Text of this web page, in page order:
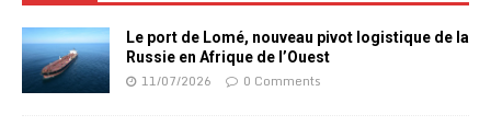
Le port de Lomé, nouveau pivot logistique de la
Russie en Afrique de l’Ouest
11/07/2026 0 Comments